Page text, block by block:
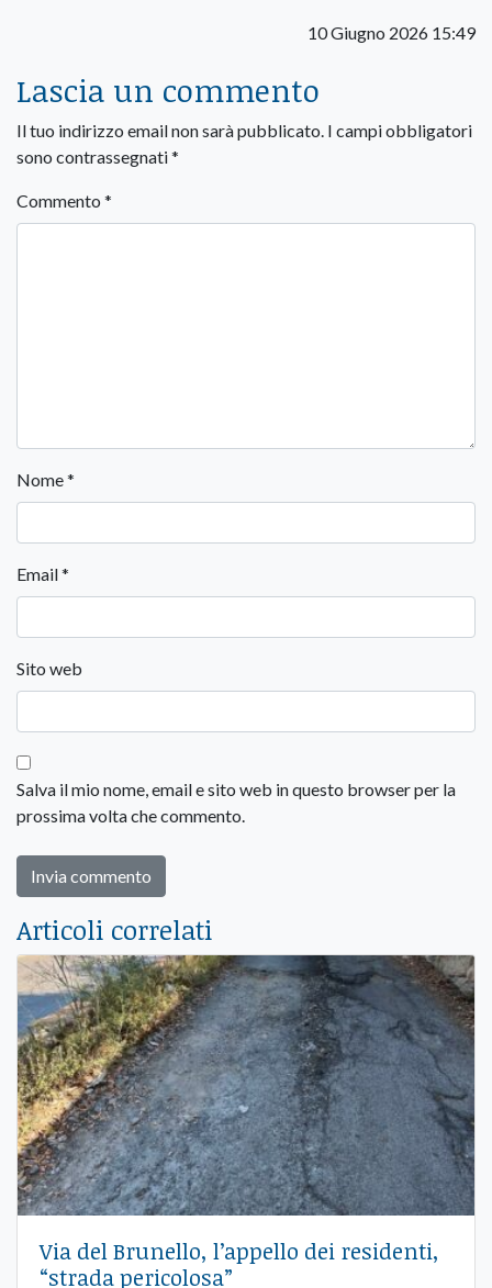
10 Giugno 2026 15:49
Lascia un commento
Il tuo indirizzo email non sarà pubblicato. I campi obbligatori
sono contrassegnati*
Commento *
Nome*
Email*
Sito web
Salva il mio nome, email e sito web in questo browser per la
prossima volta che commento.
Articoli correlati
Via del Brunello, l’appello dei residenti,
“strada pericolosa”